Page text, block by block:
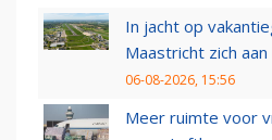
In jacht op
Maastricht zich aan
06-08-2026, 15:56
Meer ruimte voor